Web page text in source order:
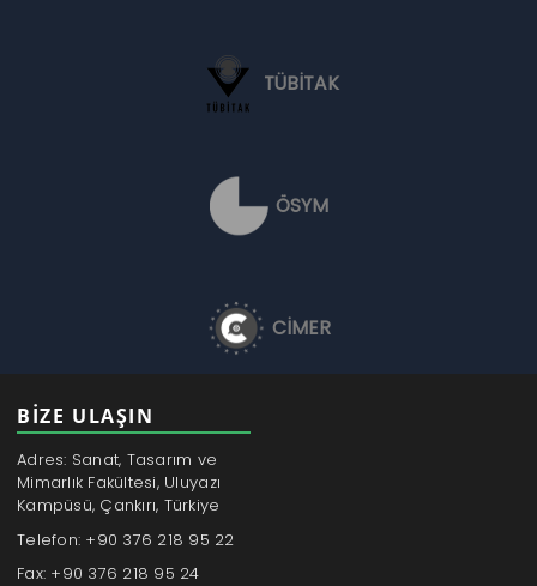
TÜBİTAK
ÖSYM
CİMER
BİZE ULAŞIN
Adres: Sanat, Tasarım ve
Mimarlık Fakültesi, Uluyazı
Kampüsü, Çankırı, Türkiye
Telefon: +90 376 218 95 22
Fax: +90 376 218 95 24